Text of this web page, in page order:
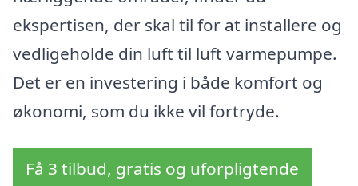
ekspertisen, der skal til for at installere og
vedligeholde din luft til luft varmepumpe.
Det er en investering i både komfort og
økonomi, som du ikke vil fortryde.
Få 3 tilbud, gratis og uforpligtende